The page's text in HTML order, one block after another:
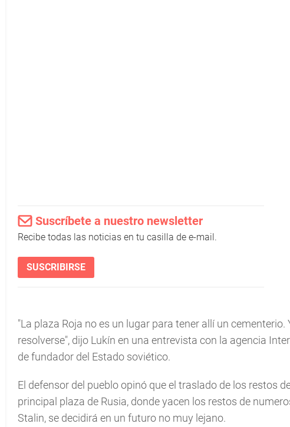
Suscríbete a nuestro newsletter
Recibe todas las noticias en tu casilla de e-mail.
SUSCRIBIRSE
"La plaza Roja no es un lugar para tener allí un
resolverse", dijo Lukín en una entrevista con la agencia
de fundador del Estado soviético.
El defensor del pueblo opinó que el traslado de los restos
principal plaza de Rusia, donde yacen los restos de
Stalin, se decidirá en un futuro no muy lejano.